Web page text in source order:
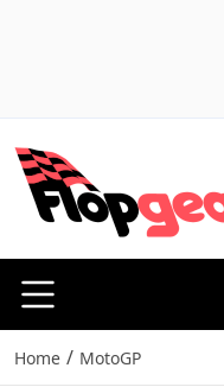
Home / MotoGP